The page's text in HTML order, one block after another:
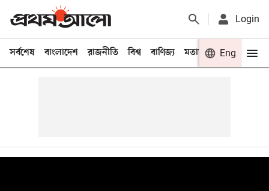
Login
সর্বশেষ বাংলাদেশ রাজনীতি বিশ্ব বাণিজ্য মতামত খেলা
Eng